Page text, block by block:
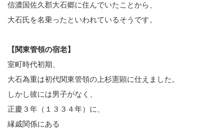
信濃国佐久郡大石郷に住んでいたことから、
大石氏を名乗ったといわれているそうです。
【関東管領の宿老】
室町時代初期、
大石為重は初代関東管領の上杉憲顕に仕えました。
しかし彼には男子がなく、
正慶３年（１３３４年）に、
縁戚関係にある